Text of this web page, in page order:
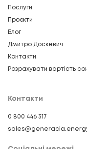
Послуги
Проєкти
Блог
Дмитро Доскевич
Контакти
Розрахувати вартість
Контакти
0 800 446 317